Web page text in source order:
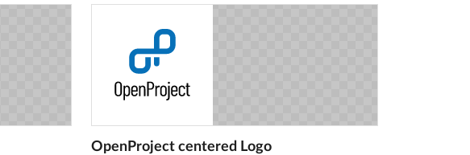
OpenProject centered Logo